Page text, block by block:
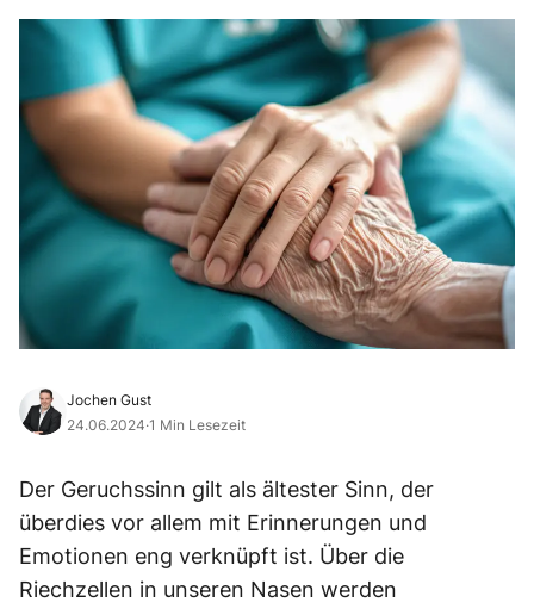
Jochen Gust
24.06.2024·1 Min Lesezeit
Der Geruchssinn gilt als ältester Sinn, der
überdies vor allem mit Erinnerungen und
Emotionen eng verknüpft ist. Über die
Riechzellen in unseren Nasen werden